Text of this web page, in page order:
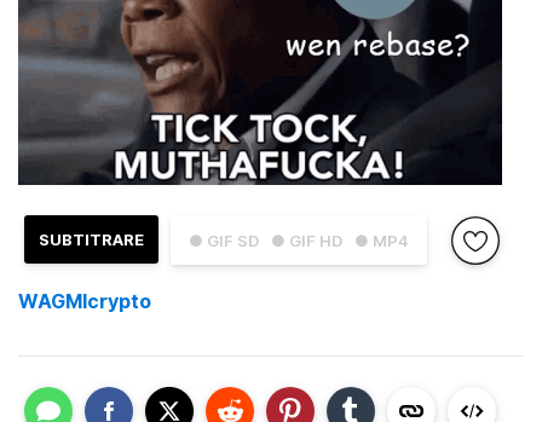
● GIF SD ● GIF HD ● MP4
SUBTITRARE
WAGMIcrypto